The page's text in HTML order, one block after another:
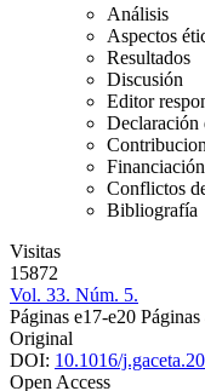
Análisis
Aspectos
Resultados
Discusión
Editor
Declaración
Financiación
Conflictos
Bibliografía
Visitas
15872
Vol. 33. Núm. 5.
Páginas e17-e20
Original
DOI: 10.1016/
Open Access